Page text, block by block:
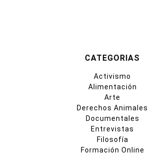
CATEGORIAS
Activismo
Alimentación
Arte
Derechos Animales
Documentales
Entrevistas
Filosofía
Formación Online